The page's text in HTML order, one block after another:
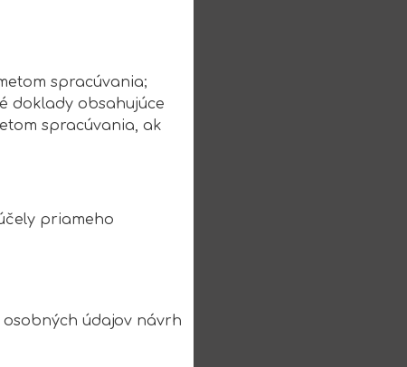
spracúvania;
doklady obsahujúce
spracúvania, ak
priameho
údajov návrh